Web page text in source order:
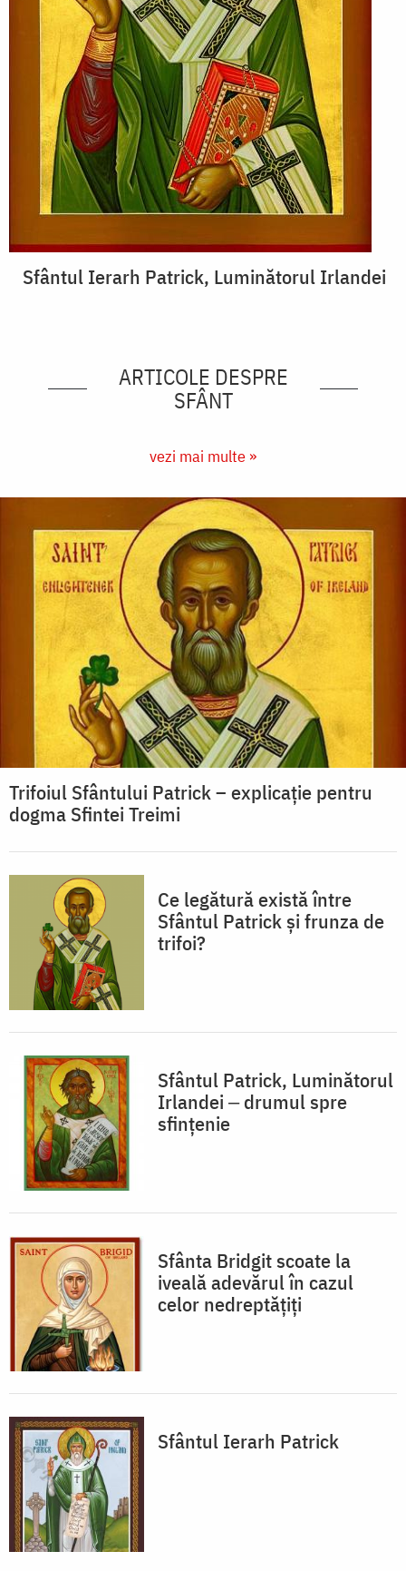
Sfântul Ierarh Patrick, Luminătorul Irlandei
ARTICOLE DESPRE
SFÂNT
vezi mai multe »
Trifoiul Sfântului Patrick – explicație pentru
dogma Sfintei Treimi
Ce legătură există între
Sfântul Patrick și frunza de
trifoi?
Sfântul Patrick, Luminătorul
Irlandei ‒ drumul spre
sfințenie
Sfânta Bridgit scoate la
iveală adevărul în cazul
celor nedreptățiți
Sfântul Ierarh Patrick